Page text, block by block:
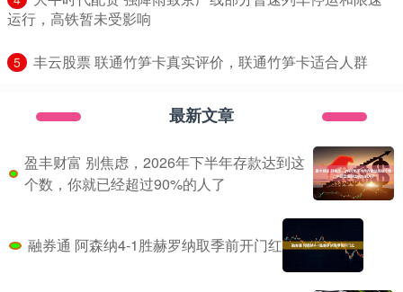
运行，高铁暂未受影响
5 ​丰云股票 联通竹笋卡真实评价，联通竹笋卡适合人群
最新文章
盈丰财富 别焦虑，2026年下半年存款达到这
个数，你就已经超过90%的人了
融券通 阿森纳4-1胜赫罗纳取季前开门红